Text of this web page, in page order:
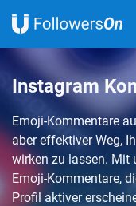
Instagram
Emoji-Kommentare
aber effektiver Weg,
wirken zu lassen. Mit
Emoji-Kommentare,
Profil aktiver